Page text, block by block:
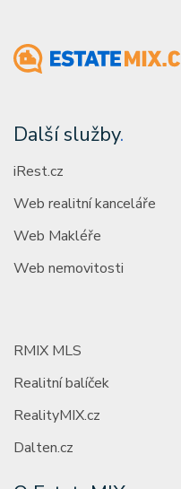
Další služby.
iRest.cz
Web realitní kanceláře
Web Makléře
Web nemovitosti
RMIX MLS
Realitní balíček
RealityMIX.cz
Dalten.cz